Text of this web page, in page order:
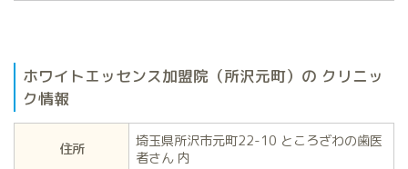
ホワイトエッセンス加盟院（所沢元町）の クリニッ
ク情報
住所
埼玉県所沢市元町22-10 ところざわの歯医
者さん 内